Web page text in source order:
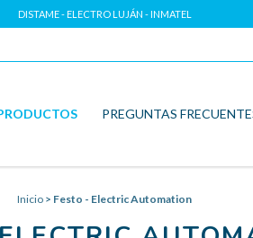
DISTAME - ELECTRO LUJÁN - INMATEL
PREGUNTAS
Inicio > Festo - Electric Automation